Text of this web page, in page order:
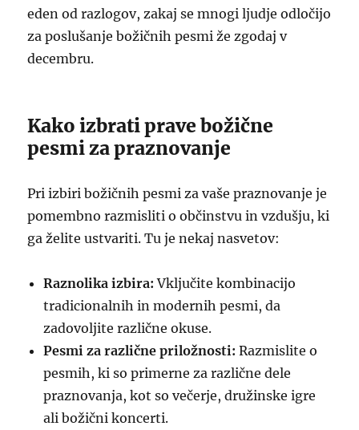
eden od razlogov, zakaj se mnogi ljudje odločijo
za poslušanje božičnih pesmi že zgodaj v
decembru.
Kako izbrati prave božične
pesmi za praznovanje
Pri izbiri božičnih pesmi za vaše praznovanje je
pomembno razmisliti o občinstvu in vzdušju, ki
ga želite ustvariti. Tu je nekaj nasvetov:
Raznolika izbira: Vključite kombinacijo
tradicionalnih in modernih pesmi, da
zadovoljite različne okuse.
Pesmi za različne priložnosti: Razmislite o
pesmih, ki so primerne za različne dele
praznovanja, kot so večerje, družinske igre
ali božični koncerti.